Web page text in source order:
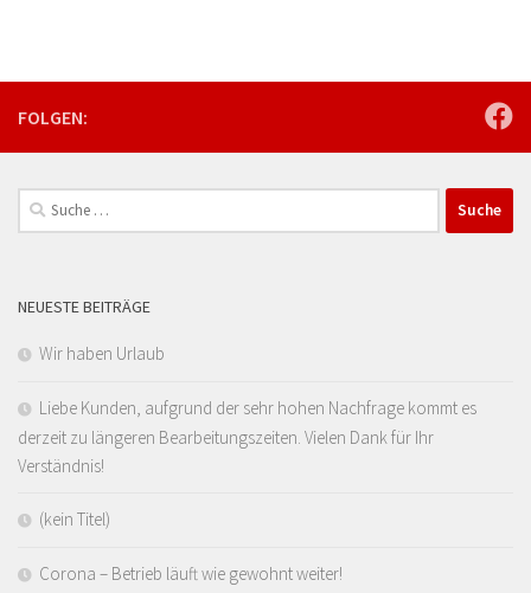
FOLGEN:
Suche
nach:
NEUESTE BEITRÄGE
Wir haben Urlaub
Liebe Kunden, aufgrund der sehr hohen Nachfrage kommt es
derzeit zu längeren Bearbeitungszeiten. Vielen Dank für Ihr
Verständnis!
(kein Titel)
Corona – Betrieb läuft wie gewohnt weiter!